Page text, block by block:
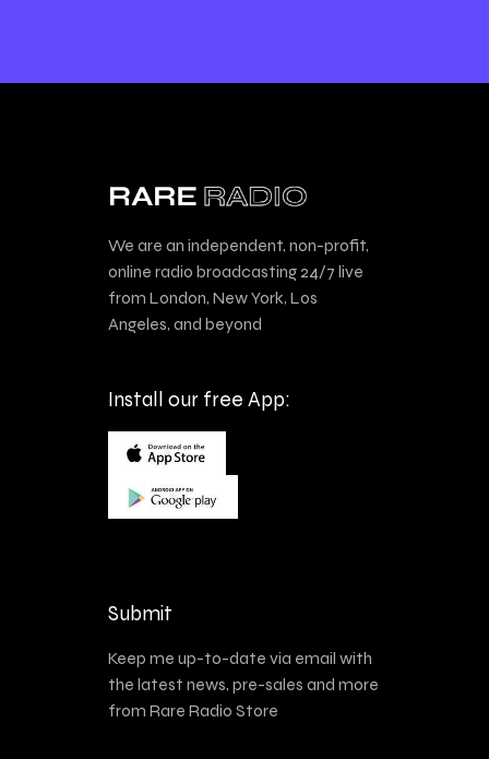
We are an independent, non-profit,
online radio broadcasting 24/7 live
from London, New York, Los
Angeles, and beyond
Install our free App:
Submit
Keep me up-to-date via email with
the latest news, pre-sales and more
from Rare Radio Store